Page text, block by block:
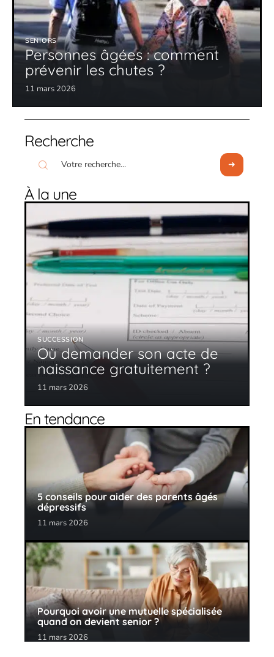
SENIORS
Personnes âgées : comment
prévenir les chutes ?
11 mars 2026
Recherche
À la une
SUCCESSION
Où demander son acte de
naissance gratuitement ?
11 mars 2026
En tendance
5 conseils pour aider des parents âgés
dépressifs
11 mars 2026
Pourquoi avoir une mutuelle spécialisée
quand on devient senior ?
11 mars 2026